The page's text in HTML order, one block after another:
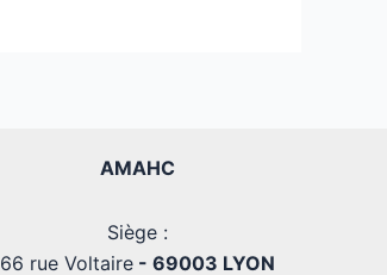
AMAHC
Siège :
66 rue Voltaire - 69003 LYON